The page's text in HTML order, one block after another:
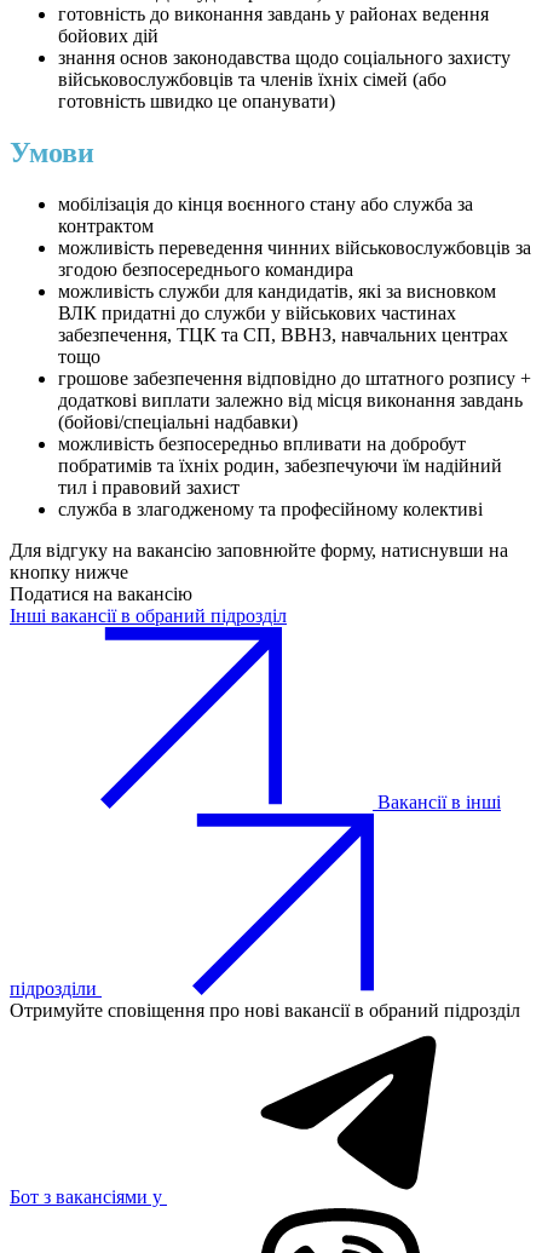
готовність до виконання завдань у районах ведення
бойових дій
знання основ законодавства щодо соціального захисту
військовослужбовців та членів їхніх сімей (або
готовність швидко це опанувати)
Умови
мобілізація до кінця воєнного стану або служба за
контрактом
можливість переведення чинних військовослужбовців за
згодою безпосереднього командира
можливість служби для кандидатів, які за висновком
ВЛК придатні до служби у військових частинах
забезпечення, ТЦК та СП, ВВНЗ, навчальних центрах
тощо
грошове забезпечення відповідно до штатного розпису +
додаткові виплати залежно від місця виконання завдань
(бойові/спеціальні надбавки)
можливість безпосередньо впливати на добробут
побратимів та їхніх родин, забезпечуючи їм надійний
тил і правовий захист
служба в злагодженому та професійному колективі
Для відгуку на вакансію заповнюйте форму, натиснувши на
кнопку нижче
Податися на вакансію
Інші вакансії в обраний підрозділ
Вакансії в інші
підрозділи
Отримуйте сповіщення про нові вакансії в обраний підрозділ
Бот з вакансіями у